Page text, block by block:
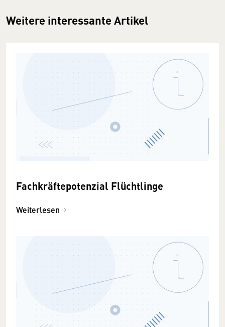
Weitere interessante Artikel
Fachkräftepotenzial Flüchtlinge
Weiterlesen